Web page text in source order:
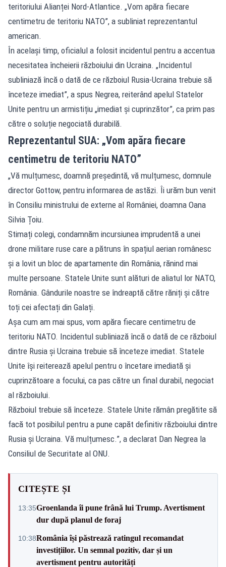
teritoriului Alianței Nord-Atlantice. „Vom apăra fiecare
centimetru de teritoriu NATO”, a subliniat reprezentantul
american.
În același timp, oficialul a folosit incidentul pentru a accentua
necesitatea încheierii războiului din Ucraina. „Incidentul
subliniază încă o dată de ce războiul Rusia-Ucraina trebuie să
înceteze imediat”, a spus Negrea, reiterând apelul Statelor
Unite pentru un armistițiu „imediat și cuprinzător”, ca prim pas
către o soluție negociată durabilă.
Reprezentantul SUA: „Vom apăra fiecare
centimetru de teritoriu NATO”
„Vă mulțumesc, doamnă președintă, vă mulțumesc, domnule
director Gottow, pentru informarea de astăzi. Îi urăm bun venit
în Consiliu ministrului de externe al României, doamna Oana
Silvia Țoiu.
Stimați colegi, condamnăm incursiunea imprudentă a unei
drone militare ruse care a pătruns în spațiul aerian românesc
și a lovit un bloc de apartamente din România, rănind mai
multe persoane. Statele Unite sunt alături de aliatul lor NATO,
România. Gândurile noastre se îndreaptă către răniți și către
toți cei afectați din Galați.
Așa cum am mai spus, vom apăra fiecare centimetru de
teritoriu NATO. Incidentul subliniază încă o dată de ce războiul
dintre Rusia și Ucraina trebuie să înceteze imediat. Statele
Unite își reiterează apelul pentru o încetare imediată și
cuprinzătoare a focului, ca pas către un final durabil, negociat
al războiului.
Războiul trebuie să înceteze. Statele Unite rămân pregătite să
facă tot posibilul pentru a pune capăt definitiv războiului dintre
Rusia și Ucraina. Vă mulțumesc.”, a declarat Dan Negrea la
Consiliul de Securitate al ONU.
CITEȘTE ȘI
13:35Groenlanda îi pune frână lui Trump. Avertisment
dur după planul de foraj
10:38România își păstrează ratingul recomandat
investițiilor. Un semnal pozitiv, dar și un
avertisment pentru autorități